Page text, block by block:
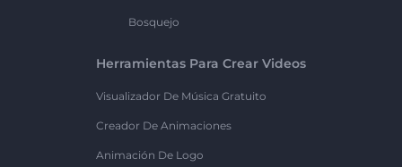
Bosquejo
Herramientas Para Crear Videos
Visualizador De Música Gratuito
Creador De Animaciones
Animación De Logo